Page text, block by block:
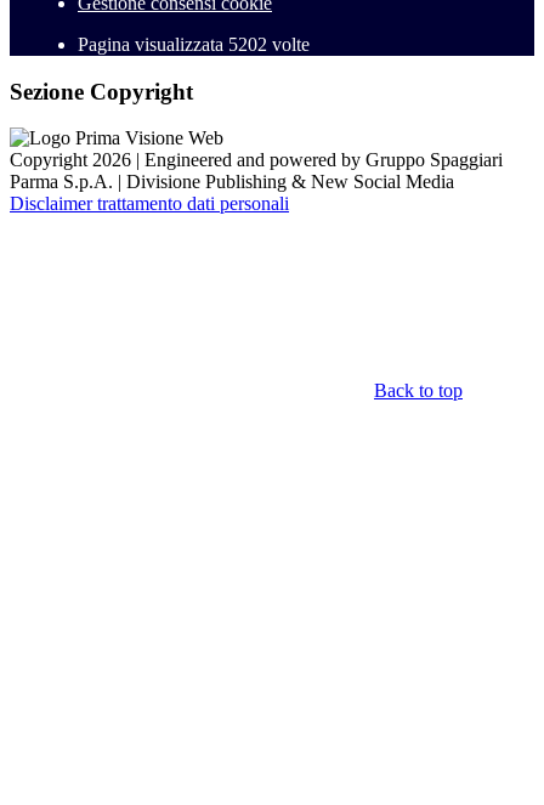
Pagina visualizzata 5202 volte
Sezione Copyright
Copyright 2026 | Engineered and powered by Gruppo Spaggiari
Parma S.p.A. | Divisione Publishing & New Social Media
Disclaimer trattamento dati personali
Back to top